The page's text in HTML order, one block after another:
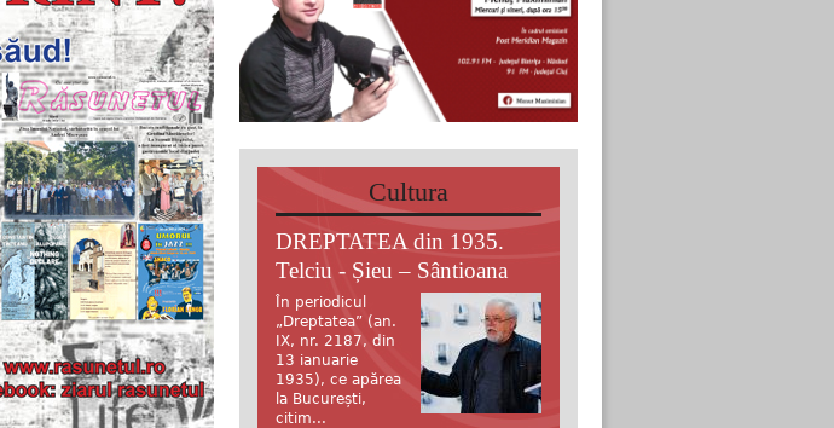
Cultura
DREPTATEA din 1935.
Telciu - Șieu – Sântioana
În periodicul
„Dreptatea” (an.
IX, nr. 2187, din
13 ianuarie
1935), ce apărea
la București,
citim...